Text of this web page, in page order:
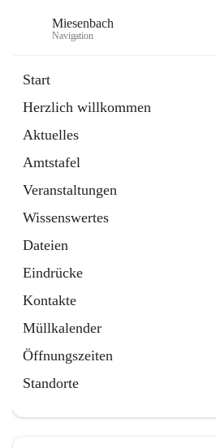
Miesenbach
Navigation
Start
Herzlich willkommen
Aktuelles
Amtstafel
Veranstaltungen
Wissenswertes
Dateien
Eindrücke
Kontakte
Müllkalender
Öffnungszeiten
Standorte
Externe Webseite
in
Tab
Region Schneebergland
Externe Webseite
öffnet
in
neuem
Tab